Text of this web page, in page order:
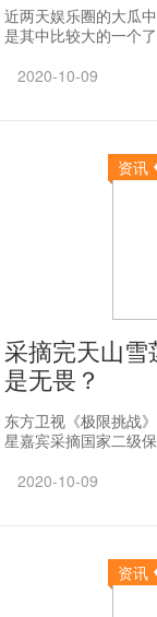
近两天娱乐圈的大瓜
是其中比较大的一个
2020-10-09
资讯
采摘完天山
是无畏？
东方卫视《极限挑战
星嘉宾采摘国家二级
2020-10-09
资讯